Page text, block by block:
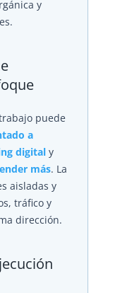
y
puede
a
digitaly
más. La
aisladas y
tráfico y
dirección.